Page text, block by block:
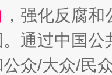
谢
，强化反腐
通过中国
众/大众/民